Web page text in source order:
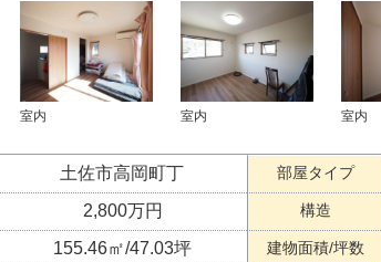
室内 室内 室内
土佐市高岡町丁 部屋タイプ
2,800万円 構造
155.46㎡/47.03坪 建物面積/坪数